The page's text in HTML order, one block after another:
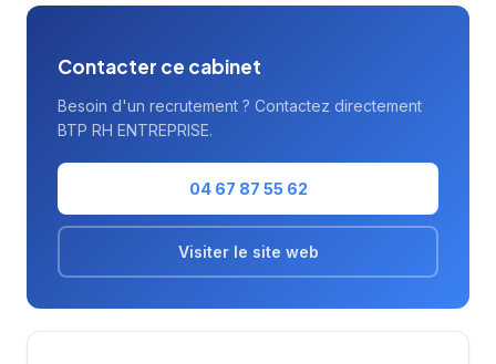
Contacter ce cabinet
Besoin d'un recrutement ? Contactez directement
BTP RH ENTREPRISE.
04 67 87 55 62
Visiter le site web